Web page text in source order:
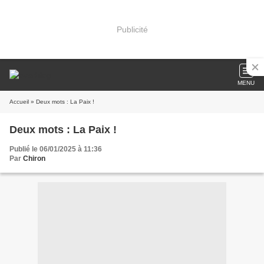
Publicité
MENU
Accueil » Deux mots : La Paix !
Deux mots : La Paix !
Publié le 06/01/2025 à 11:36
Par Chiron